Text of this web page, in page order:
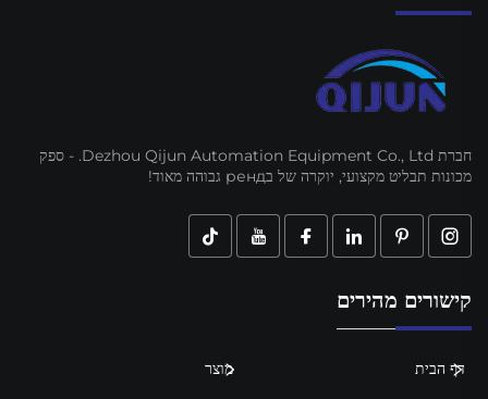
חברת Dezhou Qijun Automation Equipment Co., Ltd. - ספק
מכונות תבליט מקצועי, יוקרה של בренд גבוהה מאוד!
קישורים מהירים
דף הבית מוצר